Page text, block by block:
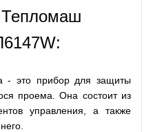
- это прибор для защиты
проема. Она состоит из
управления, а также